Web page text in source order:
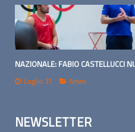
NAZIONALE: FABIO CASTELLUCCI
Luglio 31 News
NEWSLETTER